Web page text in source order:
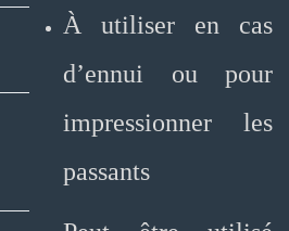
À utiliser en cas
d’ennui ou pour
impressionner les
passants